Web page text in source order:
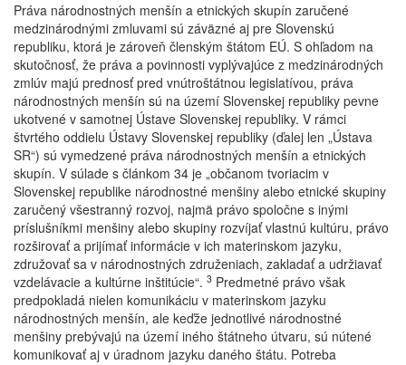
Práva národnostných menšín a etnických skupín zaručené
medzinárodnými zmluvami sú záväzné aj pre Slovenskú
republiku, ktorá je zároveň členským štátom EÚ. S ohľadom na
skutočnosť, že práva a povinnosti vyplývajúce z medzinárodných
zmlúv majú prednosť pred vnútroštátnou legislatívou, práva
národnostných menšín sú na území Slovenskej republiky pevne
ukotvené v samotnej Ústave Slovenskej republiky. V rámci
štvrtého oddielu Ústavy Slovenskej republiky (ďalej len „Ústava
SR“) sú vymedzené práva národnostných menšín a etnických
skupín. V súlade s článkom 34 je „občanom tvoriacim v
Slovenskej republike národnostné menšiny alebo etnické skupiny
zaručený všestranný rozvoj, najmä právo spoločne s inými
príslušníkmi menšiny alebo skupiny rozvíjať vlastnú kultúru, právo
rozširovať a prijímať informácie v ich materinskom jazyku,
združovať sa v národnostných združeniach, zakladať a udržiavať
vzdelávacie a kultúrne inštitúcie“. 3 Predmetné právo však
predpokladá nielen komunikáciu v materinskom jazyku
národnostných menšín, ale keďže jednotlivé národnostné
menšiny prebývajú na území iného štátneho útvaru, sú nútené
komunikovať aj v úradnom jazyku daného štátu. Potreba